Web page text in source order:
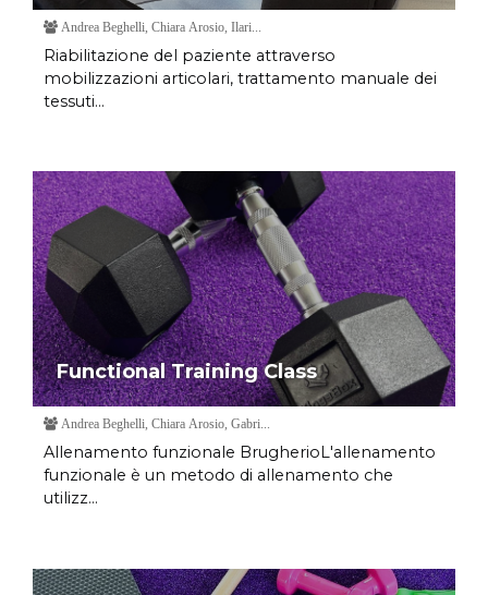
Andrea Beghelli, Chiara Arosio, Ilari...
Riabilitazione del paziente attraverso
mobilizzazioni articolari, trattamento manuale dei
tessuti...
Functional Training Class
Andrea Beghelli, Chiara Arosio, Gabri...
Allenamento funzionale BrugherioL'allenamento
funzionale è un metodo di allenamento che
utilizz...